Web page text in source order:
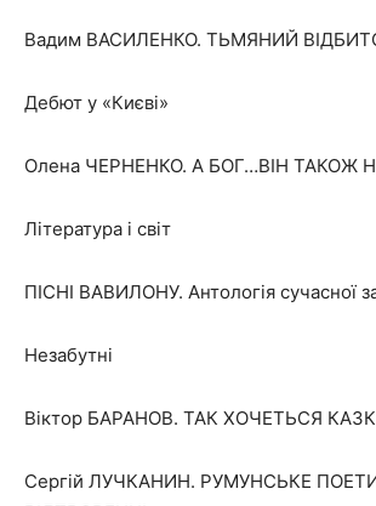
Вадим ВАСИЛЕНКО. ТЬМЯНИЙ
Дебют у «Києві»
Олена ЧЕРНЕНКО. А БОГ…ВІН ТАКОЖ
Література і світ
ПІСНІ ВАВИЛОНУ. Антологія сучасної
Незабутні
Віктор БАРАНОВ. ТАК ХОЧЕТЬСЯ
Сергій ЛУЧКАНИН. РУМУНСЬКЕ